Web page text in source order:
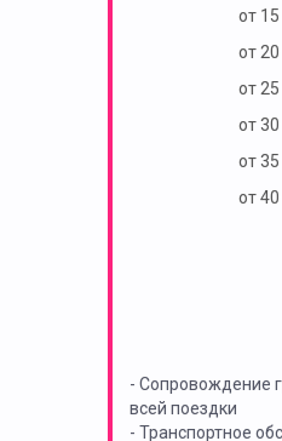
от
от
от
от
от
от
- Сопровождение
всей поездки
- Транспортное